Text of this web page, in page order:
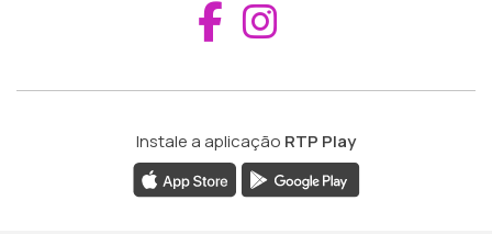
Aceder ao
Instale a aplicação RTP Play